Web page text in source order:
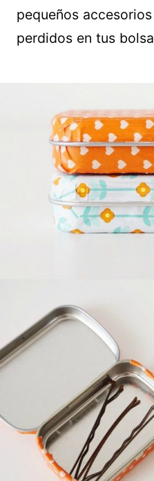
pequeños
perdidos en tus